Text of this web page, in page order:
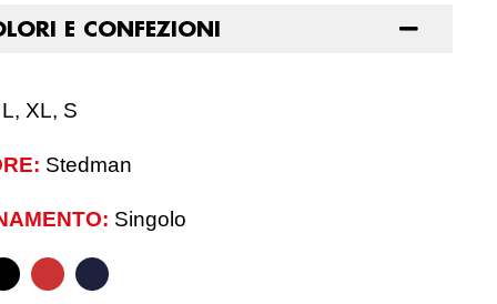
E CONFEZIONI
XL, S
Stedman
Singolo